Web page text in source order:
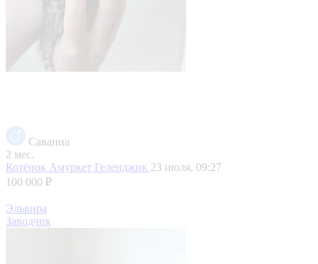
Саванна
2 мес.
Котёнок Амуркет Геленджик 23 июля, 09:27
100 000 ₽
Эльвира
Заводчик